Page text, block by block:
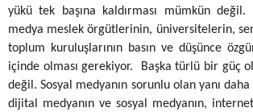
yükü tek başına kaldırması mümkün değil.
medya meslek örgütlerinin, üniversitelerin,
toplum kuruluşlarının basın ve düşünce
içinde olması gerekiyor. Başka türlü bir güç
değil. Sosyal medyanın sorunlu olan yanı daha
dijital medyanın ve sosyal medyanın,